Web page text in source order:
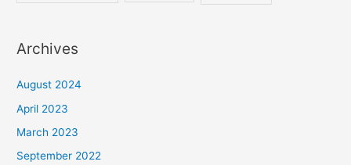
Archives
August 2024
April 2023
March 2023
September 2022